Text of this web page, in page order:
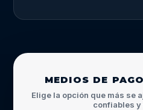
MEDIOS DE
Elige la opción que más se
confiables y